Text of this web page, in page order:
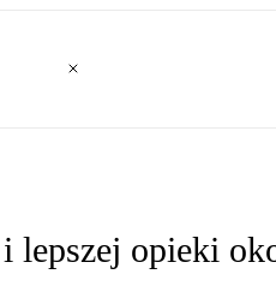
lepszej opieki